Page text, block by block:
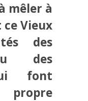
mêler à
Vieux
des
des
font